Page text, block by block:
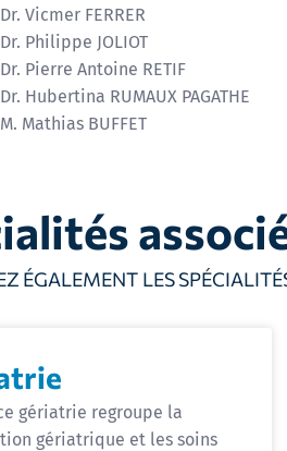
Dr. Vicmer FERRER
Dr. Philippe JOLIOT
Dr. Pierre Antoine RETIF
Dr. Hubertina RUMAUX PAGATHE
M. Mathias BUFFET
ÉGALEMENT LES
gériatrie regroupe la
gériatrique et les soins